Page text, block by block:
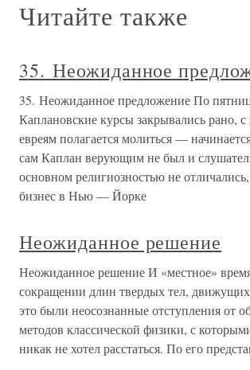
Читайте также
35. Неожиданное
35. Неожиданное предложение По
Каплановские курсы закрывались рано, с
евреям полагается молиться —
сам Каплан верующим не был и
основном религиозностью не
бизнес в Нью — Йорке
Неожиданное решение
Неожиданное решение И «местное»
сокращении длин твердых тел,
это были неосознанные отступления от
методов классической физики, с
никак не хотел расстаться. По его